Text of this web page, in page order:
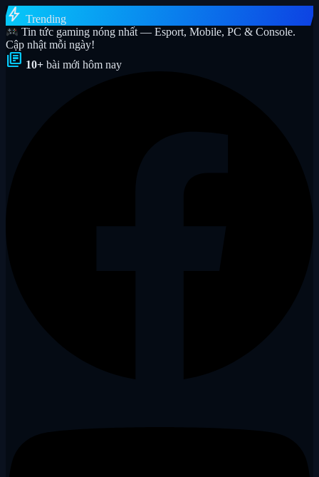
bolt Trending
Tin tức gaming nóng nhất — Esport, Mobile, PC & Console.
Cập nhật mỗi ngày!
library_books 10+ bài mới hôm nay